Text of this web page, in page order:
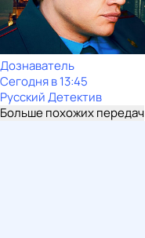
Дознаватель
Сегодня в 13:45
Русский Детектив
Больше похожих передач